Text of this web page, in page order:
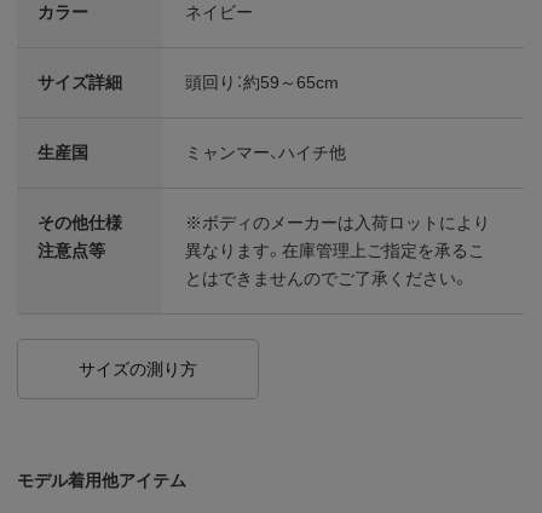
カラー ネイビー
サイズ詳細 頭回り：約59～65cm
生産国 ミャンマー、ハイチ他
その他仕様
注意点等
※ボディのメーカーは入荷ロットにより
異なります。在庫管理上ご指定を承るこ
とはできませんのでご了承ください。
サイズの測り方
モデル着用他アイテム